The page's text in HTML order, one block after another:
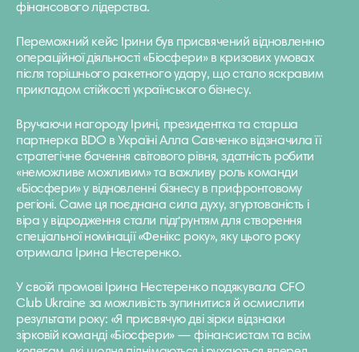
фінансового лідерства.
Переможний кейс Ірини був присвячений відновленню
операційної діяльності «Біосфери» в кризових умовах
після торішнього ракетного удару, що стало яскравим
прикладом стійкості українського бізнесу.
Вручаючи нагороду Ірині, президентка та старша
партнерка BDO в Україні Алла Савченко відзначила її
стратегічне бачення світового рівня, здатність робити
«неможливе можливим» та важливу роль команди
«Біосфери» у відновленні бізнесу в прифронтовому
регіоні. Саме ця поєднана сила духу, згуртованість і
віра у відродження стали підґрунтям для створення
спеціальної номінації «Фенікс року», яку цього року
отримала Ірина Нестеренко.
У своїй промові Ірина Нестеренко подякувала CFO
Сlub Ukraine за можливість зупинитися й осмислити
результати року: «Я присвячую дві зірки відзнаки
зірковій команді «Біосфери» — фінансистам та всім